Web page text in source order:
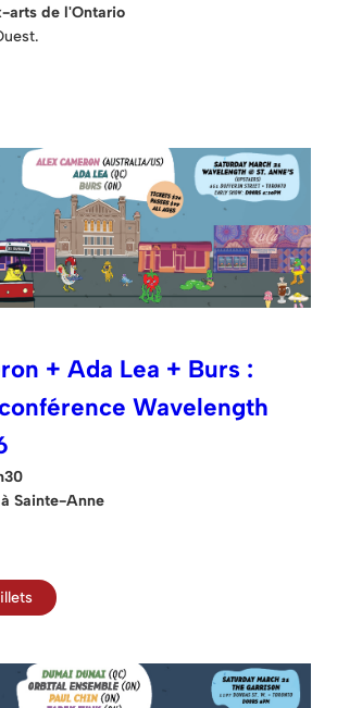
arts de l'Ontario
+ Ada Lea + Burs :
Wavelength
Sainte-Anne